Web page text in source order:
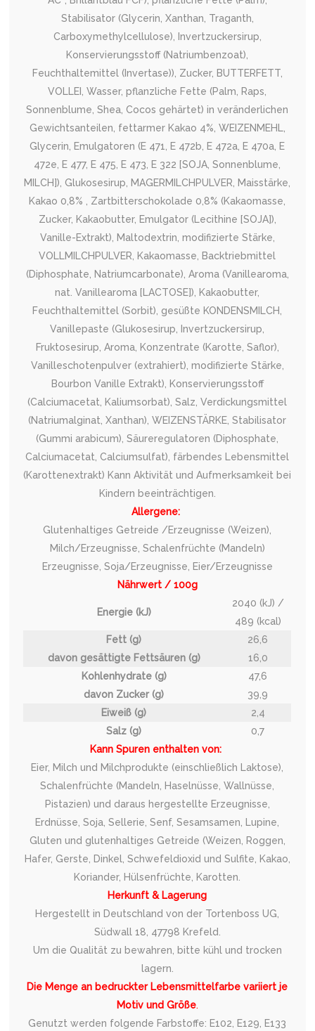
Stabilisator (Glycerin, Xanthan, Traganth,
Carboxymethylcellulose), Invertzuckersirup,
Konservierungsstoff (Natriumbenzoat),
Feuchthaltemittel (Invertase)), Zucker, BUTTERFETT,
VOLLEI, Wasser, pflanzliche Fette (Palm, Raps,
Sonnenblume, Shea, Cocos gehärtet) in veränderlichen
Gewichtsanteilen, fettarmer Kakao 4%, WEIZENMEHL,
Glycerin, Emulgatoren (E 471, E 472b, E 472a, E 470a, E
472e, E 477, E 475, E 473, E 322 [SOJA, Sonnenblume,
MILCH]), Glukosesirup, MAGERMILCHPULVER, Maisstärke,
Kakao 0,8% , Zartbitterschokolade 0,8% (Kakaomasse,
Zucker, Kakaobutter, Emulgator (Lecithine [SOJA]),
Vanille-Extrakt), Maltodextrin, modifizierte Stärke,
VOLLMILCHPULVER, Kakaomasse, Backtriebmittel
(Diphosphate, Natriumcarbonate), Aroma (Vanillearoma,
nat. Vanillearoma [LACTOSE]), Kakaobutter,
Feuchthaltemittel (Sorbit), gesüßte KONDENSMILCH,
Vanillepaste (Glukosesirup, Invertzuckersirup,
Fruktosesirup, Aroma, Konzentrate (Karotte, Saflor),
Vanilleschotenpulver (extrahiert), modifizierte Stärke,
Bourbon Vanille Extrakt), Konservierungsstoff
(Calciumacetat, Kaliumsorbat), Salz, Verdickungsmittel
(Natriumalginat, Xanthan), WEIZENSTÄRKE, Stabilisator
(Gummi arabicum), Säureregulatoren (Diphosphate,
Calciumacetat, Calciumsulfat), färbendes Lebensmittel
(Karottenextrakt) Kann Aktivität und Aufmerksamkeit bei
Kindern beeinträchtigen.
Allergene:
Glutenhaltiges Getreide /Erzeugnisse (Weizen),
Milch/Erzeugnisse, Schalenfrüchte (Mandeln)
Erzeugnisse, Soja/Erzeugnisse, Eier/Erzeugnisse
Nährwert / 100g
Energie (kJ)
2040 (kJ) /
489 (kcal)
Fett (g)
26,6
davon gesättigte Fettsäuren (g)
16,0
Kohlenhydrate (g)
47,6
davon Zucker (g)
39,9
Eiweiß (g)
2,4
Salz (g)
0,7
Kann Spuren enthalten von:
Eier, Milch und Milchprodukte (einschließlich Laktose),
Schalenfrüchte (Mandeln, Haselnüsse, Wallnüsse,
Pistazien) und daraus hergestellte Erzeugnisse,
Erdnüsse, Soja, Sellerie, Senf, Sesamsamen, Lupine,
Gluten und glutenhaltiges Getreide (Weizen, Roggen,
Hafer, Gerste, Dinkel, Schwefeldioxid und Sulfite, Kakao,
Koriander, Hülsenfrüchte, Karotten.
Herkunft & Lagerung
Hergestellt in Deutschland von der Tortenboss UG,
Südwall 18, 47798 Krefeld.
Um die Qualität zu bewahren, bitte kühl und trocken
lagern.
Die Menge an bedruckter Lebensmittelfarbe variiert je
Motiv und Größe.
Genutzt werden folgende Farbstoffe: E102, E129, E133